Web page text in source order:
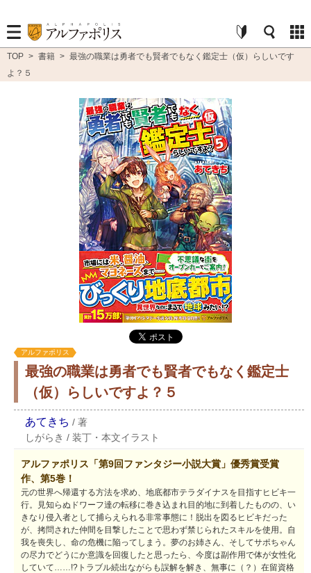
TOP > 書籍 > 最強の職業は勇者でも賢者でもなく鑑定士（仮）らしいです
よ？５
アルファポリス
最強の職業は勇者でも賢者でもなく鑑定士
（仮）らしいですよ？５
あてきち / 著
しがらき / 装丁・本文イラスト
アルファポリス「第9回ファンタジー小説大賞」優秀賞受賞
作、第5巻！
元の世界へ帰還する方法を求め、地底都市テラダイナスを目指すヒビキ一
行。見知らぬドワーフ達の転移に巻き込まれ目的地に到着したものの、い
きなり侵入者として捕らえられる非常事態に！脱出を図るヒビキだった
が、拷問された仲間を目撃したことで思わず禁じられたスキルを使用。自
我を喪失し、命の危機に陥ってしまう。夢のお姉さん、そしてサポちゃん
の尽力でどうにか意識を回復したと思ったら、今度は副作用で体が女性化
していて……!?トラブル続出ながらも誤解を解き、無事に（？）在留資格